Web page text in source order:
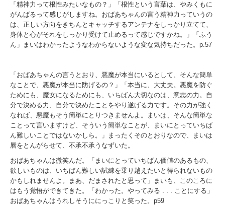
「精神力って根性みたいなもの？」「根性という言葉は、やみくもに
がんばるって感じがしますね。おばあちゃんの言う精神力っていうの
は、正しい方向をきちんとキャッチするアンテナをしっかり立てて、
身体と心がそれをしっかり受けて止めるって感じですかね。」「ふう
ん」まいはわかったようなわからないような変な気持ちだった。 p.57
「おばあちゃんの言うとおり、悪魔が本当にいるとして、そんな簡単
なことで、悪魔が本当に防げるの？」「本当に、大丈夫。悪魔を防ぐ
ためにも、魔女になるためにも、いちばん大切なのは、意志の力。自
分で決める力、自分で決めたことをやり遂げる力です。その力が強く
なれば、悪魔もそう簡単にとりつきませんよ。まいは、そんな簡単な
ことって言いますけど、そういう簡単なことが、まいにとっていちば
ん難しいことではないかしら。」まったくそのとおりなので、まいは
唇をとんがらせて、不承不承うなずいた。
おばあちゃんは微笑んだ。「まいにとっていちばん価値のあるもの、
欲しいものは、いちばん難しい試練を乗り越えたいと得られないもの
かもしれませんよ。まあ、だまされたと思って」まいも、このころに
はもう覚悟ができてきた。「わかった。やってみる . . . ことにする」
おばあちゃんはうれしそうににっこりと笑った。 p59